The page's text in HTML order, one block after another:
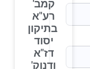
קמב'
רע"א
בתיקון
יסוד
דז"א
ודנוק'